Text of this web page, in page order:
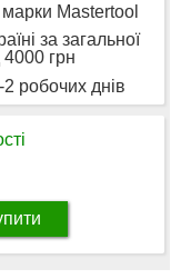
марки Mastertool
за загальної
грн
робочих днів